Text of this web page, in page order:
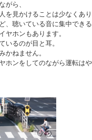
がら、
を見かけることは少なくあ
、聴いている音に集中できる
ヤホンもあります。
いるのが目と耳。
かねません。
ホンをしてのながら運転は